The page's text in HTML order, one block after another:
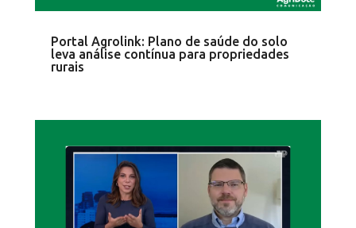
Portal Agrolink: Plano de saúde do solo
leva análise contínua para propriedades
rurais